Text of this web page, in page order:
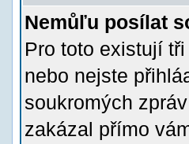
Nemůľu posílat
Pro toto existují
nebo nejste
soukromých
zakázal přímo